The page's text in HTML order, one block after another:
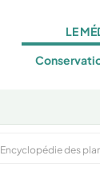
LE
Encyclopédie des